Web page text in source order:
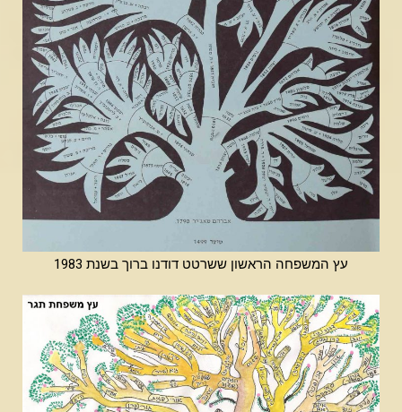
עץ המשפחה הראשון ששרטט דודנו ברוך בשנת 1983